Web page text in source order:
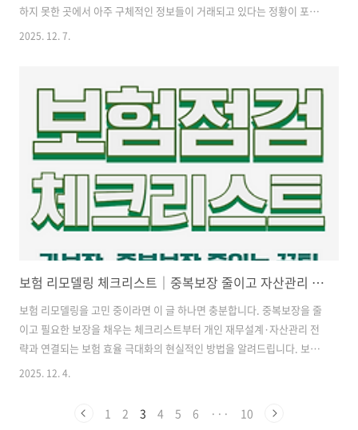
하지 못한 곳에서 아주 구체적인 정보들이 거래되고 있다는 정황이 포착
되어 충격을 주고 있습니다. 특히 '중국판 당근마켓'이라 불리는 중국의
3,370만 건에 달합니다. 사실상 경제활동을 하는 대한민국 국민 대부분
이 포함된 셈입니다. 오늘은 이번 쿠팡 사태의 심각성과 중국 내 실제 거
래 정황, 그리고 지금 당장 우리가 취해야 할 필수 보안 조치 5가지를 상
세하게 정리해 드립니다.내 소중한 자산과 가족의 안전을 지키기 위해,
이 글..
2025. 12. 7.
보험 리모델링 체크리스트｜중복보장 줄이고 자산관리 전략까지 잡는 방법
보험 리모델링을 고민 중이라면 이 글 하나면 충분합니다. 중복보장을 줄
이고 필요한 보장을 채우는 체크리스트부터 개인 재무설계·자산관리 전
략과 연결되는 보험 효율 극대화의 현실적인 방법을 알려드립니다. 보험
리모델링 체크리스트 — 돈 새는 구조를 잡아주는 현실 가이드보험 리모
삶에 꼭 맞게 재정 구조를 최적화하는 과정, 그리고 필요하다면 금융 리
2025. 12. 4.
1 2 3 4 5 6 ··· 10